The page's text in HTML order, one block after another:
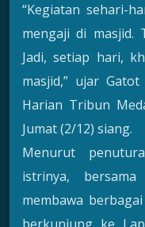
“Kegiatan sehari-
mengaji di masjid.
Jadi, setiap hari,
masjid,” ujar
Harian Tribun
Jumat (2/12) siang.
Menurut
istrinya,
membawa